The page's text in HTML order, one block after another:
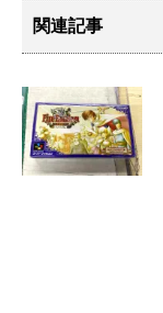
関連記事